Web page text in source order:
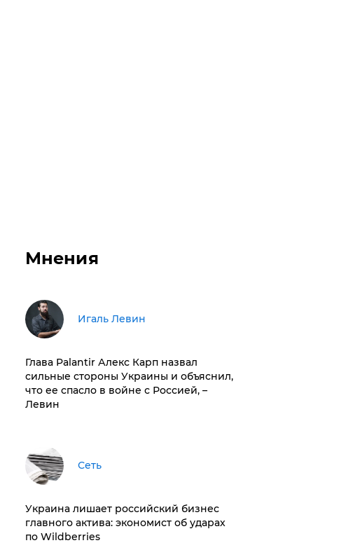
Мнения
Игаль Левин
Глава Palantir Алекс Карп назвал
сильные стороны Украины и объяснил,
что ее спасло в войне с Россией, –
Левин
Сеть
​Украина лишает российский бизнес
главного актива: экономист об ударах
по Wildberries